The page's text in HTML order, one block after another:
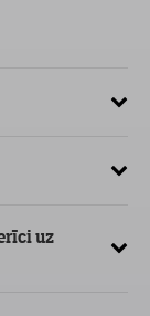
uz